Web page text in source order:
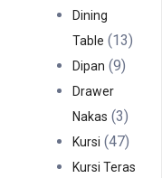
Dining
Table
1313
Dipan 99
Drawer
Nakas
33
Kursi 4747
Kursi Teras